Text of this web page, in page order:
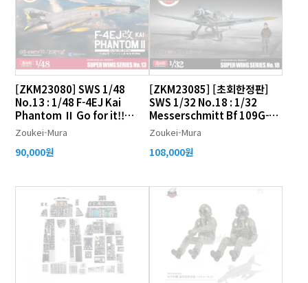
[ZKM23080] SWS 1/48
No.13 : 1/48 F-4EJ Kai
Phantom Ⅱ Go for it!!
301sq w/Badge
Zoukei-Mura
90,000원
[ZKM23085] [초회한정판]
SWS 1/32 No.18 : 1/32
Messerschmitt Bf 109G-
14/U4 w/Erich Hartmann
Zoukei-Mura
108,000원